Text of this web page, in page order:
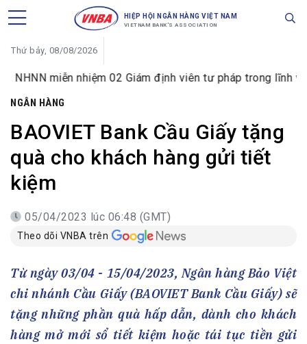
HIỆP HỘI NGÂN HÀNG VIỆT NAM
VIETNAM BANK'S ASSOCIATION
Thứ bảy, 08/08/2026
miễn nhiệm 02 Giám định viên tư pháp trong lĩnh vực tiền
NGÂN HÀNG
BAOVIET Bank Cầu Giấy tặng
quà cho khách hàng gửi tiết
kiệm
05/04/2023 lúc 06:48 (GMT)
Theo dõi VNBA trên
Từ ngày 03/04 - 15/04/2023, Ngân hàng Bảo Việt
chi nhánh Cầu Giấy (BAOVIET Bank Cầu Giấy) sẽ
tặng những phần quà hấp dẫn, dành cho khách
hàng mở mới sổ tiết kiệm hoặc tái tục tiền gửi